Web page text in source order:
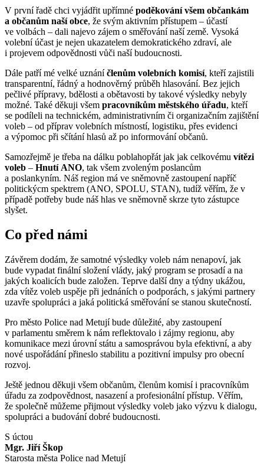
V první řadě chci vyjádřit upřímné poděkování všem občankám
a občanům naší obce, že svým aktivním přístupem – účastí
ve volbách – dali najevo zájem o směřování naší země. Vysoká
volební účast je nejen ukazatelem demokratického zdraví, ale
i projevem odpovědnosti vůči naší budoucnosti.
Dále patří mé velké uznáníčlenům volebních komisí, kteří zajistili
transparentní, řádný a hodnověrný průběh hlasování. Bez jejich
pečlivé přípravy, bdělosti a obětavosti by takové výsledky nebyly
možné. Také děkuji všem pracovníkům městského úřadu, kteří
se podíleli na technickém, administrativním či organizačním zajištění
voleb – od příprav volebních místností, logistiku, přes evidenci
a výpomoc při sčítání hlasů až po informování občanů.
Samozřejmě je třeba na dálku poblahopřát jak jak celkovému vítězi
voleb – Hnutí ANO, tak všem zvoleným poslancům
a poslankyním. Náš region má ve sněmovně zastoupení napříč
politickýcm spektrem (ANO, SPOLU, STAN), tudíž věřím, že v
případě potřeby bude náš hlas ve sněmovně skrze tyto zástupce
slyšet.
Co před námi
Závěrem dodám, že samotné výsledky voleb nám nenapoví, jak
bude vypadat finální složení vlády, jaký program se prosadí a na
jakých koalicích bude založen. Teprve další dny a týdny ukážou,
zda vítěz voleb uspěje při jednáních o podporách, s jakými partnery
uzavře spolupráci a jaká politická směřování se stanou skutečností.
Pro město Police nad Metují bude důležité, aby zastoupení
v parlamentu směrem k nám reflektovalo i zájmy regionu, aby
komunikace mezi úrovní státu a samosprávou byla efektivní, a aby
nové uspořádání přineslo stabilitu a pozitivní impulsy pro obecní
rozvoj.
Ještě jednou děkuji všem občanům, členům komisí i pracovníkům
úřadu za zodpovědnost, nasazení a profesionální přístup. Věřím,
že společně můžeme přijmout výsledky voleb jako výzvu k dialogu,
spolupráci a budování dobré budoucnosti.
S úctou
Mgr. Jiří Škop
Starosta města Police nad Metují